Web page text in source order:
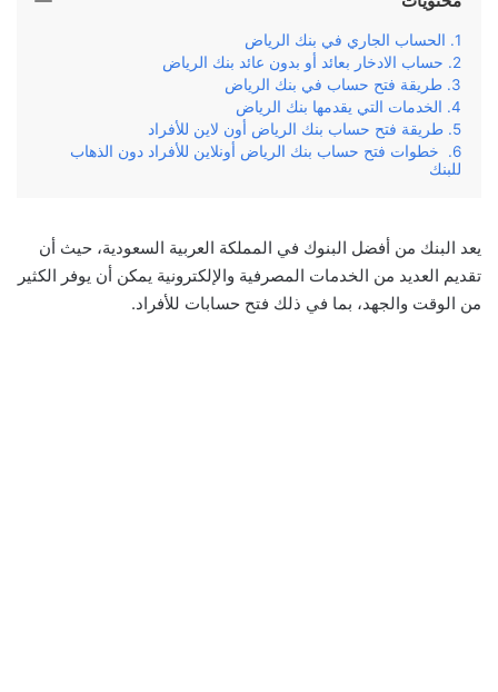
الحساب الجاري في بنك الرياض
حساب الادخار بعائد أو بدون عائد بنك الرياض
طريقة فتح حساب في بنك الرياض
الخدمات التي يقدمها بنك الرياض
طريقة فتح حساب بنك الرياض أون لاين للأفراد
خطوات فتح حساب بنك الرياض أونلاين للأفراد دون الذهاب
للبنك
يعد البنك من أفضل البنوك في المملكة العربية السعودية، حيث أن
تقديم العديد من الخدمات المصرفية والإلكترونية يمكن أن يوفر الكثير
من الوقت والجهد، بما في ذلك فتح حسابات للأفراد.